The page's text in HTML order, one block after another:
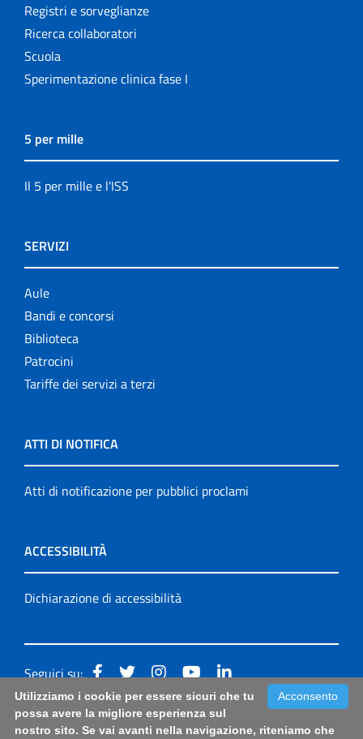
Registri e sorveglianze
Ricerca collaboratori
Scuola
Sperimentazione clinica fase I
5 per mille
Il 5 per mille e l'ISS
SERVIZI
Aule
Bandi e concorsi
Biblioteca
Patrocini
Tariffe dei servizi a terzi
ATTI DI NOTIFICA
Atti di notificazione per pubblici proclami
ACCESSIBILITÀ
Dichiarazione di accessibilità
Seguici su:
Accessibilità: form di segnalazione di prima istanza per
questa pagina|Note Legali | Sitemap
Acconsento
Utilizziamo i cookie per essere sicuri che tu
possa avere la migliore esperienza sul
nostro sito. Se vai avanti nella navigazione, riteniamo che